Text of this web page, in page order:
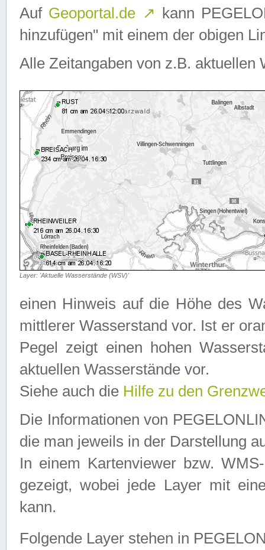
Auf Geoportal.de ↗ kann
hinzufügen" mit einem der obigen
Alle Zeitangaben von z.B. aktuellen
Layer: 'Aktuelle Wasserstände (WSV)'
einen Hinweis auf die Höhe des
mittlerer Wasserstand vor. Ist er
Pegel zeigt einen hohen
aktuellen Wasserstände vor.
Siehe auch die Hilfe zu den
Die Informationen von
die man jeweils in der Darstellung
In einem Kartenviewer bzw.
gezeigt, wobei jede Layer mit
kann.
Folgende Layer stehen in